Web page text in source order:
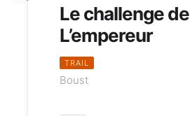
Le challenge de
L’empereur
TRAIL
Boust